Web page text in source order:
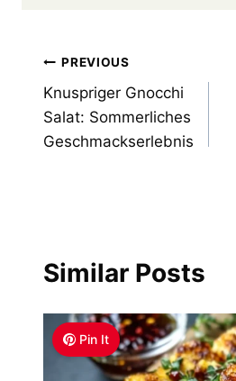
Post
navigation
PREVIOUS
Knuspriger Gnocchi
Salat: Sommerliches
Geschmackserlebnis
Similar Posts
Pin It